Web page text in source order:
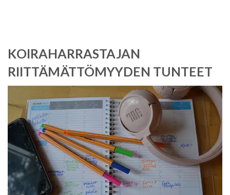
KOIRAHARRASTAJAN
RIITTÄMÄTTÖMYYDEN TUNTEET